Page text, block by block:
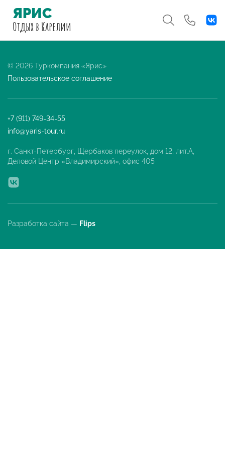
ЯРИС
Отдыхв Карелии
© 2026 Туркомпания «Ярис»
Пользовательское соглашение
+7 (911) 749-34-55
info@yaris-tour.ru
г. Санкт-Петербург, Щербаков переулок, дом 12, лит.А,
Деловой Центр «Владимирский», офис 405
Разработка сайта — Flips